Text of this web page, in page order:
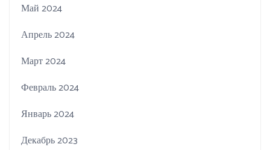
Май 2024
Апрель 2024
Март 2024
Февраль 2024
Январь 2024
Декабрь 2023